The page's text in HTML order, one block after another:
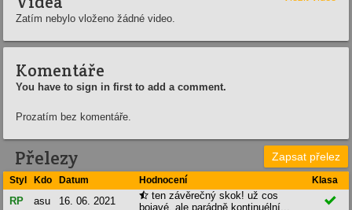
Zatím nebylo vloženo žádné video.
Komentáře
You have to sign in first to add a comment.
Prozatím bez komentáře.
Přelezy Zapsat přelez
Styl Kdo Datum Hodnocení Klasa
RP asu 16. 06. 2021  ten závěrečný skok! už cos
bojavé, ale parádně kontinuélní...
